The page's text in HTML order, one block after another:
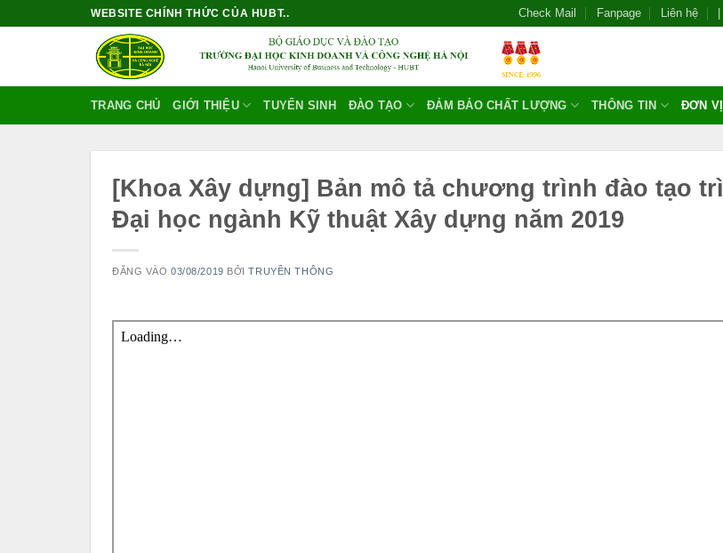
WEBSITE CHÍNH THỨC CỦA HUBT.. Check Mail Fanpage Liên hệ
TRANG CHỦ GIỚI THIỆU TUYỂN SINH ĐÀO TẠO ĐẢM BẢO CHẤT LƯỢNG THÔNG TIN ĐƠN VỊ
[Khoa Xây dựng] Bản mô tả chương trình đào tạo
Đại học ngành Kỹ thuật Xây dựng năm 2019
ĐĂNG VÀO03/08/2019 BỞITRUYỀN THÔNG